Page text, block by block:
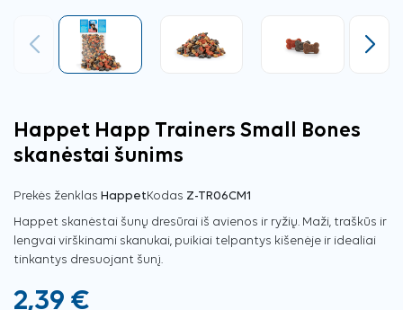
Ankstesnis Tęsti
Happet Happ Trainers Small Bones
skanėstai šunims
Prekės ženklas HappetKodas Z-TR06CM1
Happet skanėstai šunų dresūrai iš avienos ir ryžių. Maži, traškūs ir
lengvai virškinami skanukai, puikiai telpantys kišenėje ir idealiai
tinkantys dresuojant šunį.
2,39 €